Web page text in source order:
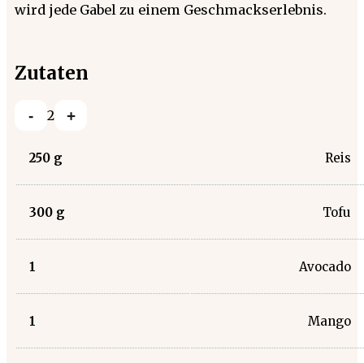
wird jede Gabel zu einem Geschmackserlebnis.
Zutaten
- 2 +
250 g Reis
300 g Tofu
1 Avocado
1 Mango